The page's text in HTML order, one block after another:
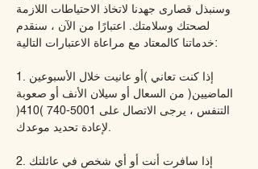
وسنبذل قصارى جهدنا لاتخاذ الاحتياطات اللازمة
لصحتك وسلامتك. اعتبارًا من الآن ، سنقدم
خدماتنا كالمعتاد مع مراعاة الاعتبارات التالية:
1. إذا كنت تعاني (أو عانيت خلال الأسبوعين
الماضيين) من السعال أو سيلان الأنف أو صعوبة
التنفس ، يرجى الاتصال على
5001-740 (410)
لإعادة تحديد موعدك.
2. إذا سافرت أنت أو أي شخص في عائلتك